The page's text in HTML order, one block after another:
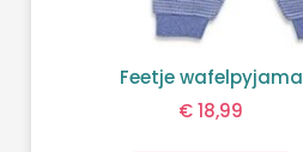
Feetje wafelpyjama
€18,99